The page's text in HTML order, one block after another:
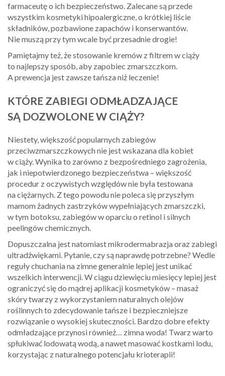
farmaceutę o ich bezpieczeństwo. Zalecane są przede
wszystkim kosmetyki hipoalergiczne, o krótkiej liście
składników, pozbawione zapachów i konserwantów.
Nie muszą przy tym wcale być przesadnie drogie!
Pamiętajmy też, że stosowanie kremów z filtrem w ciąży
to najlepszy sposób, aby zapobiec zmarszczkom.
A prewencja jest zawsze tańsza niż leczenie!
KTÓRE ZABIEGI ODMŁADZAJĄCE
SĄ DOZWOLONE W CIĄŻY?
Niestety, większość popularnych zabiegów
przeciwzmarszczkowych nie jest wskazana dla kobiet
w ciąży. Wynika to zarówno z bezpośredniego zagrożenia,
jak i niepotwierdzonego bezpieczeństwa – większość
procedur z oczywistych względów nie była testowana
na ciężarnych. Z tego powodu nie poleca się przyszłym
mamom żadnych zastrzyków wypełniających zmarszczki,
w tym botoksu, zabiegów w oparciu o retinol i silnych
peelingów chemicznych.
Dopuszczalna jest natomiast mikrodermabrazja oraz zabiegi
ultradźwiękami. Pytanie, czy są naprawdę potrzebne? Wedle
reguły chuchania na zimne generalnie lepiej jest unikać
wszelkich interwencji. W ciągu dziewięciu miesięcy lepiej jest
ograniczyć się do mądrej aplikacji kosmetyków – masaż
skóry twarzy z wykorzystaniem naturalnych olejów
roślinnych to zdecydowanie tańsze i bezpieczniejsze
rozwiązanie o wysokiej skuteczności. Bardzo dobre efekty
odmładzające przynosi również… zimna woda! Twarz warto
spłukiwać lodowatą wodą, a nawet masować kostkami lodu,
korzystając z naturalnego potencjału krioterapii!